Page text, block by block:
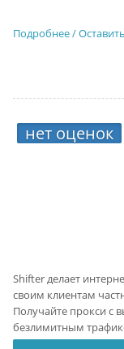
Подробнее /
нет оценок
Shifter делает
своим клиентам
Получайте прокси с
безлимитным